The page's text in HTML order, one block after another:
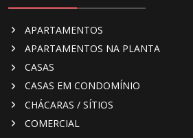
APARTAMENTOS
APARTAMENTOS NA PLANTA
CASAS
CASAS EM CONDOMÍNIO
CHÁCARAS / SÍTIOS
COMERCIAL